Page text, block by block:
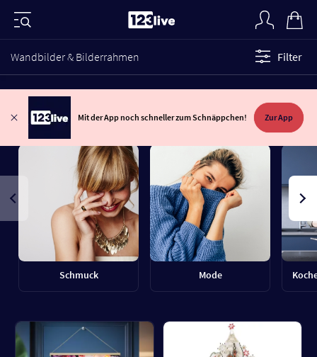
Wandbilder & Bilderrahmen Filter
Mit der App noch schneller zum Schnäppchen! Zur App
Schmuck Mode